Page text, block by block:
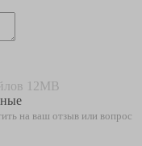
12MB
на ваш отзыв или вопрос